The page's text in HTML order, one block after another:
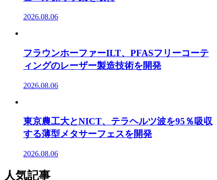
2026.08.06
フラウンホーファーILT、PFASフリーコーテ
ィングのレーザー製造技術を開発
2026.08.06
東京農工大とNICT、テラヘルツ波を95％吸収
する薄型メタサーフェスを開発
2026.08.06
人気記事